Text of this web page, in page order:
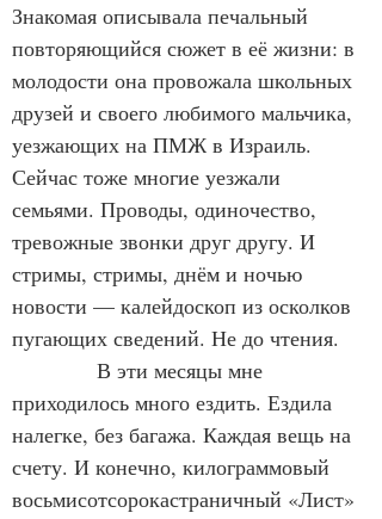
Знакомая описывала печальный
повторяющийся сюжет в её жизни: в
молодости она провожала школьных
друзей и своего любимого мальчика,
уезжающих на ПМЖ в Израиль.
Сейчас тоже многие уезжали
семьями. Проводы, одиночество,
тревожные звонки друг другу. И
стримы, стримы, днём и ночью
новости — калейдоскоп из осколков
пугающих сведений. Не до чтения.
В эти месяцы мне
приходилось много ездить. Ездила
налегке, без багажа. Каждая вещь на
счету. И конечно, килограммовый
восьмисотсорокастраничный «Лист»